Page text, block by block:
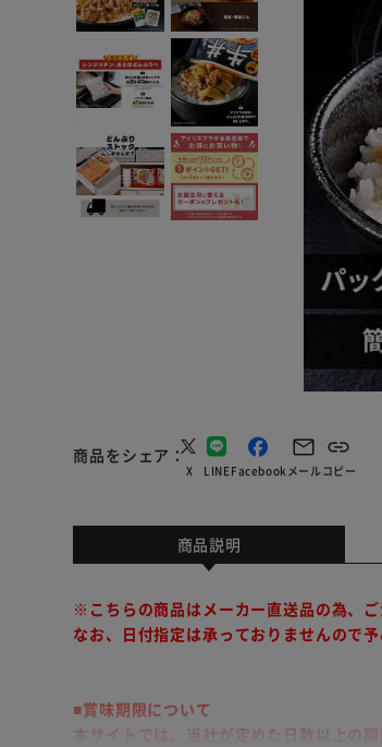
商品をシェア
X LINEFacebookメールコピー
商品説明
※こちらの商品はメーカー直送品の為、
なお、日付指定は承っておりませんので予
■賞味期限について
本サイトでは、当社が定めた日数以上の